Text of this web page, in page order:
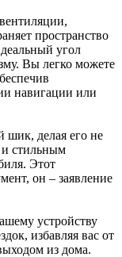
пространство
угол
Вы легко можете
навигации или
шик, делая его не
и стильным
Этот
он – заявление
устройству
избавляя вас от
из дома.